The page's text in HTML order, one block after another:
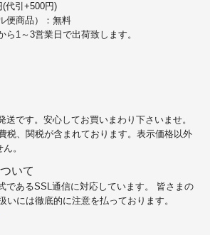
(代引+500円)
便商品）：無料
ら1～3営業日で出荷致します。
送です。安心してお買いまわり下さいませ。
税、関税が含まれております。表示価格以外
。
いて
であるSSL通信に対応しています。 皆さまの
いには徹底的に注意を払っております。